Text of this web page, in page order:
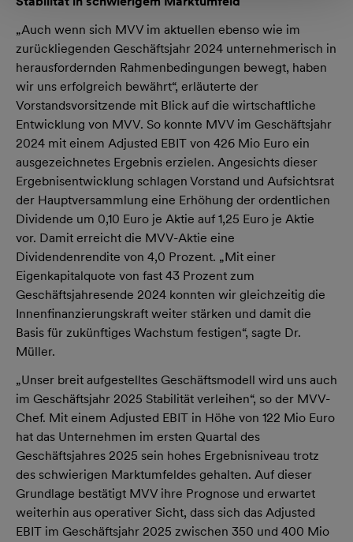
„Auch wenn sich MVV im aktuellen ebenso wie im
zurückliegenden Geschäftsjahr 2024 unternehmerisch in
herausfordernden Rahmenbedingungen bewegt, haben
wir uns erfolgreich bewährt“, erläuterte der
Vorstandsvorsitzende mit Blick auf die wirtschaftliche
Entwicklung von MVV. So konnte MVV im Geschäftsjahr
2024 mit einem Adjusted EBIT von 426 Mio Euro ein
ausgezeichnetes Ergebnis erzielen. Angesichts dieser
Ergebnisentwicklung schlagen Vorstand und Aufsichtsrat
der Hauptversammlung eine Erhöhung der ordentlichen
Dividende um 0,10 Euro je Aktie auf 1,25 Euro je Aktie
vor. Damit erreicht die MVV-Aktie eine
Dividendenrendite von 4,0 Prozent. „Mit einer
Eigenkapitalquote von fast 43 Prozent zum
Geschäftsjahresende 2024 konnten wir gleichzeitig die
Innenfinanzierungskraft weiter stärken und damit die
Basis für zukünftiges Wachstum festigen“, sagte Dr.
Müller.
„Unser breit aufgestelltes Geschäftsmodell wird uns auch
im Geschäftsjahr 2025 Stabilität verleihen“, so der MVV-
Chef. Mit einem Adjusted EBIT in Höhe von 122 Mio Euro
hat das Unternehmen im ersten Quartal des
Geschäftsjahres 2025 sein hohes Ergebnisniveau trotz
des schwierigen Marktumfeldes gehalten. Auf dieser
Grundlage bestätigt MVV ihre Prognose und erwartet
weiterhin aus operativer Sicht, dass sich das Adjusted
EBIT im Geschäftsjahr 2025 zwischen 350 und 400 Mio